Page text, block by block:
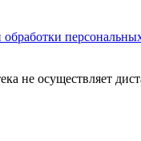
не осуществляет